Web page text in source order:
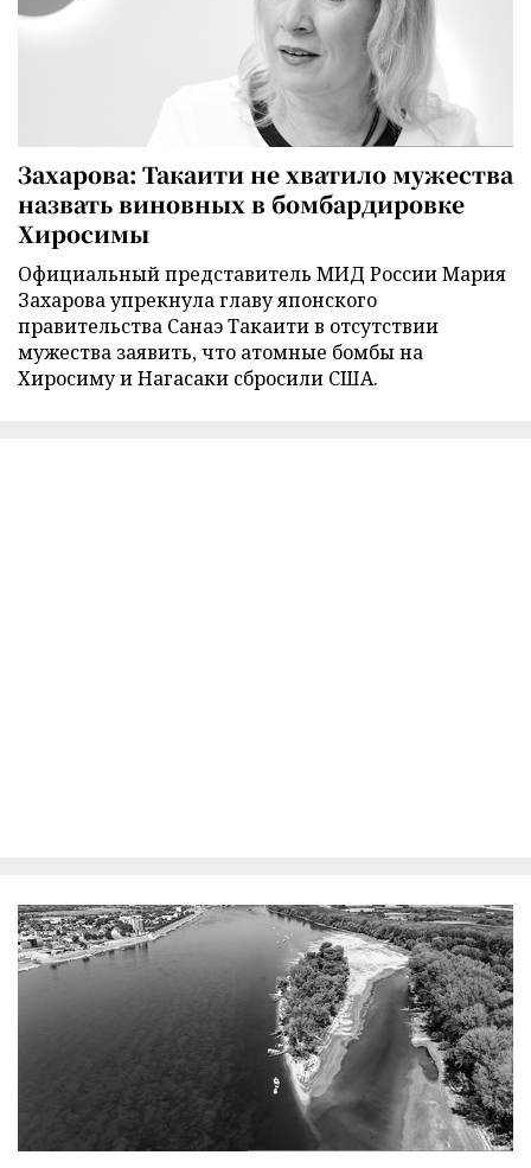
Захарова: Такаити не хватило мужества
назвать виновных в бомбардировке
Хиросимы
Официальный представитель МИД России Мария
Захарова упрекнула главу японского
правительства Санаэ Такаити в отсутствии
мужества заявить, что атомные бомбы на
Хиросиму и Нагасаки сбросили США.